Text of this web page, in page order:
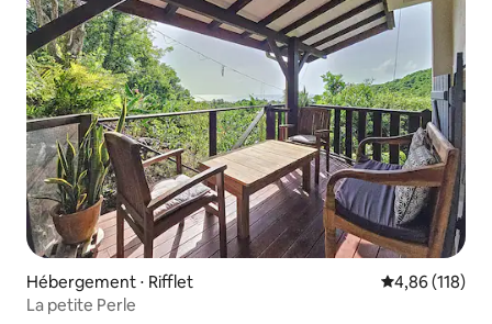
Hébergement ⋅ Rifflet Évaluation
4,86 (118)
La petite Perle